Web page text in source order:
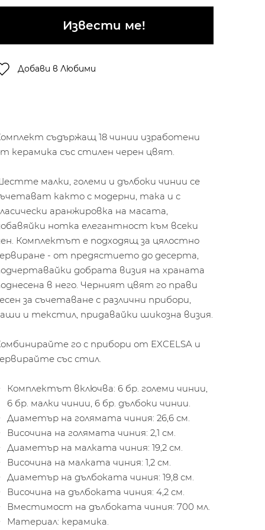
Извести ме!
Добави в Любими
съдържащ 18 чинии изработени
керамика със стилен черен цвят.
малки, големи и дълбоки чинии се
както с модерни, така и с
аранжировка на масата,
нотка елегантност към всеки
Комплектът е подходящ за цялостно
- от предястието до десерта,
добрата визия на храната
в него. Черният цвят го прави
за съчетаване с различни прибори,
и текстил, придавайки шикозна визия.
го с прибори от EXCELSA и
със стил.
Комплектът включва: 6 бр. големи чинии,
6 бр. малки чинии, 6 бр. дълбоки чинии.
Диаметър на голямата чиния: 26,6 см.
Височина на голямата чиния: 2,1 см.
Диаметър на малката чиния: 19,2 см.
Височина на малката чиния: 1,2 см.
Диаметър на дълбоката чиния: 19,8 см.
Височина на дълбоката чиния: 4,2 см.
Вместимост на дълбоката чиния: 700 мл.
Материал: керамика.